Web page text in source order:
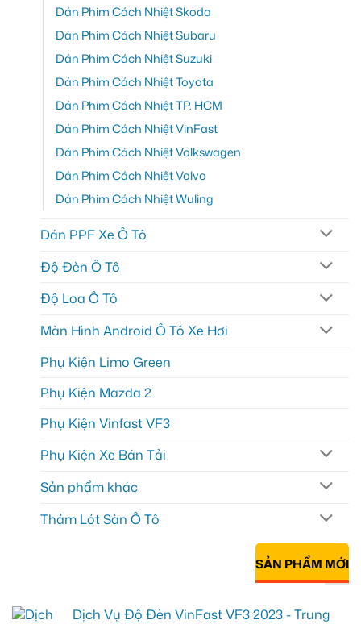
Dán Phim Cách Nhiệt Skoda
Dán Phim Cách Nhiệt Subaru
Dán Phim Cách Nhiệt Suzuki
Dán Phim Cách Nhiệt Toyota
Dán Phim Cách Nhiệt TP. HCM
Dán Phim Cách Nhiệt VinFast
Dán Phim Cách Nhiệt Volkswagen
Dán Phim Cách Nhiệt Volvo
Dán Phim Cách Nhiệt Wuling
Dán PPF Xe Ô Tô
Độ Đèn Ô Tô
Độ Loa Ô Tô
Màn Hình Android Ô Tô Xe Hơi
Phụ Kiện Limo Green
Phụ Kiện Mazda 2
Phụ Kiện Vinfast VF3
Phụ Kiện Xe Bán Tải
Sản phẩm khác
Thảm Lót Sàn Ô Tô
SẢN PHẨM MỚI
Dịch Vụ Độ Đèn VinFast VF3 2023 - Trung